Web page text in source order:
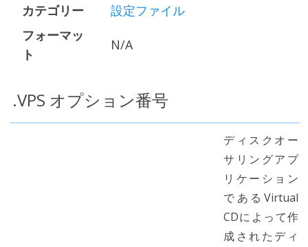
カテゴリー
設定ファイル
フォーマッ
ト
N/A
.VPS オプション番号
ディスクオー
サリングアプ
リケーション
であるVirtual
CDによって作
成されたディ